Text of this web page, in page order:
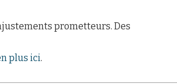
prometteurs. Des
plus ici.